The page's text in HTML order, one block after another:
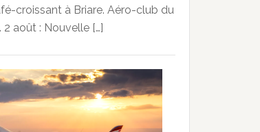
croissant à Briare. Aéro-club du
2 août : Nouvelle […]